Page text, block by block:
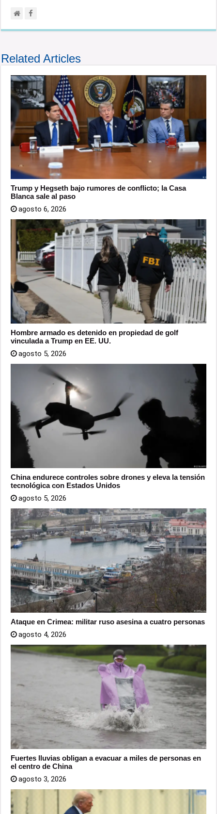
Related Articles
Trump y Hegseth bajo rumores de conflicto; la Casa
Blanca sale al paso
agosto 6, 2026
Hombre armado es detenido en propiedad de golf
vinculada a Trump en EE. UU.
agosto 5, 2026
China endurece controles sobre drones y eleva la tensión
tecnológica con Estados Unidos
agosto 5, 2026
Ataque en Crimea: militar ruso asesina a cuatro personas
agosto 4, 2026
Fuertes lluvias obligan a evacuar a miles de personas en
el centro de China
agosto 3, 2026